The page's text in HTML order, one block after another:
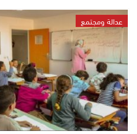
عدالة ومجتمع